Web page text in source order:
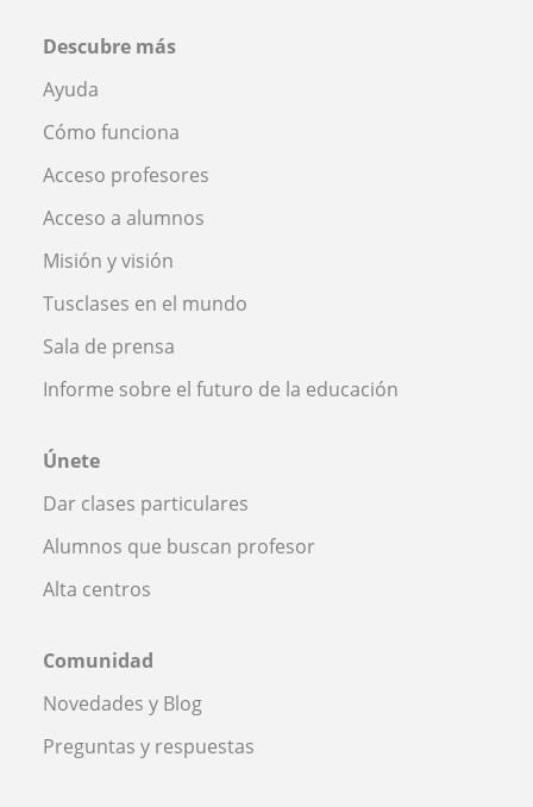
Descubre más
Ayuda
Cómo funciona
Acceso profesores
Acceso a alumnos
Misión y visión
Tusclases en el mundo
Sala de prensa
Informe sobre el futuro de la educación
Únete
Dar clases particulares
Alumnos que buscan profesor
Alta centros
Comunidad
Novedades y Blog
Preguntas y respuestas